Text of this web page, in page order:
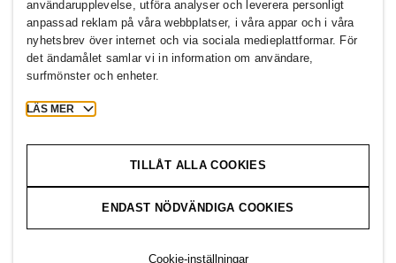
SWEDEN
Press
Cookies
2026 H & M Hennes and Mauritz AB.
användarupplevelse, utföra analyser och leverera personligt
anpassad reklam på våra webbplatser, i våra appar och i våra
nyhetsbrev över internet och via sociala medieplattformar. För
det ändamålet samlar vi in information om användare,
surfmönster och enheter.
LÄS MER
TILLÅT ALLA COOKIES
ENDAST NÖDVÄNDIGA COOKIES
Cookie-inställningar